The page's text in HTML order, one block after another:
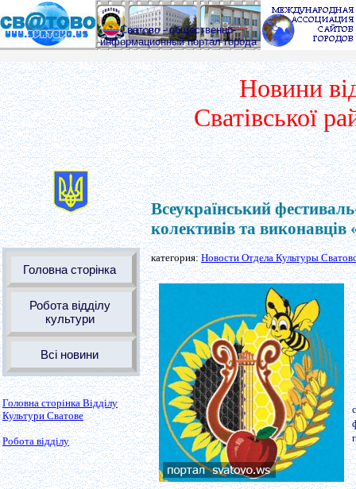
Сватово - общественно-
информационный портал города
Новини
Сватівської
Головна сторінка
Робота відділу
культури
Всі новини
Головна сторінка Відділу
Культури Сватове
Робота відділу
Всеукраїнський
колективів та
категория:Новости Отдела Культуры